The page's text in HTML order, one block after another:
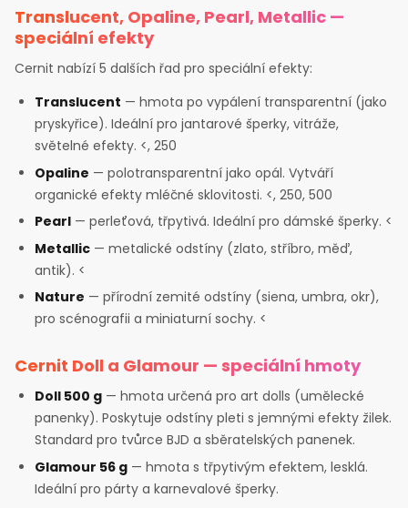
Translucent, Opaline, Pearl, Metallic —
speciální efekty
Cernit nabízí 5 dalších řad pro speciální efekty:
Translucent — hmota po vypálení transparentní (jako
pryskyřice). Ideální pro jantarové šperky, vitráže,
světelné efekty. <, 250
Opaline — polotransparentní jako opál. Vytváří
organické efekty mléčné sklovitosti. <, 250, 500
Pearl — perleťová, třpytivá. Ideální pro dámské šperky. <
Metallic — metalické odstíny (zlato, stříbro, měď,
antik). <
Nature — přírodní zemité odstíny (siena, umbra, okr),
pro scénografii a miniaturní sochy. <
Cernit Doll a Glamour — speciální hmoty
Doll 500 g — hmota určená pro art dolls (umělecké
panenky). Poskytuje odstíny pleti s jemnými efekty žilek.
Standard pro tvůrce BJD a sběratelských panenek.
Glamour 56 g — hmota s třpytivým efektem, lesklá.
Ideální pro párty a karnevalové šperky.